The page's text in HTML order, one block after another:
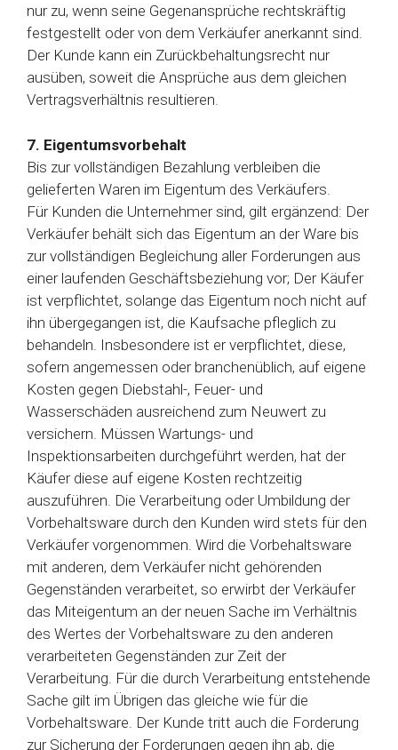
nur zu, wenn seine Gegenansprüche rechtskräftig
festgestellt oder von dem Verkäufer anerkannt sind.
Der Kunde kann ein Zurückbehaltungsrecht nur
ausüben, soweit die Ansprüche aus dem gleichen
Vertragsverhältnis resultieren.
7. Eigentumsvorbehalt
Bis zur vollständigen Bezahlung verbleiben die
gelieferten Waren im Eigentum des Verkäufers.
Für Kunden die Unternehmer sind, gilt ergänzend: Der
Verkäufer behält sich das Eigentum an der Ware bis
zur vollständigen Begleichung aller Forderungen aus
einer laufenden Geschäftsbeziehung vor; Der Käufer
ist verpflichtet, solange das Eigentum noch nicht auf
ihn übergegangen ist, die Kaufsache pfleglich zu
behandeln. Insbesondere ist er verpflichtet, diese,
sofern angemessen oder branchenüblich, auf eigene
Kosten gegen Diebstahl-, Feuer- und
Wasserschäden ausreichend zum Neuwert zu
versichern. Müssen Wartungs- und
Inspektionsarbeiten durchgeführt werden, hat der
Käufer diese auf eigene Kosten rechtzeitig
auszuführen. Die Verarbeitung oder Umbildung der
Vorbehaltsware durch den Kunden wird stets für den
Verkäufer vorgenommen. Wird die Vorbehaltsware
mit anderen, dem Verkäufer nicht gehörenden
Gegenständen verarbeitet, so erwirbt der Verkäufer
das Miteigentum an der neuen Sache im Verhältnis
des Wertes der Vorbehaltsware zu den anderen
verarbeiteten Gegenständen zur Zeit der
Verarbeitung. Für die durch Verarbeitung entstehende
Sache gilt im Übrigen das gleiche wie für die
Vorbehaltsware. Der Kunde tritt auch die Forderung
zur Sicherung der Forderungen gegen ihn ab, die